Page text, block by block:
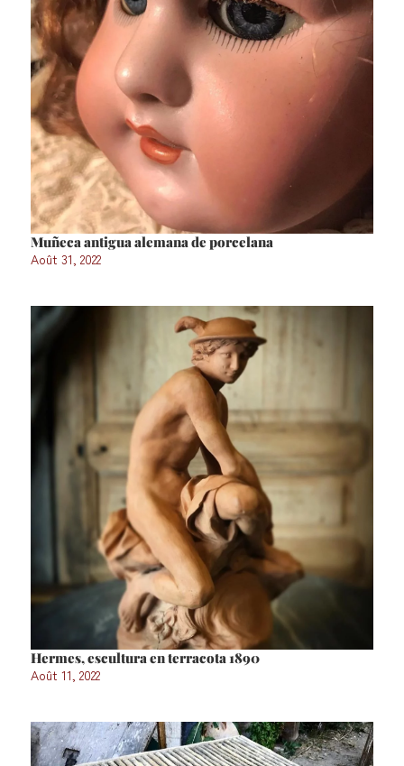
Muñeca antigua alemana de porcelana
Août 31, 2022
Hermes, escultura en terracota 1890
Août 11, 2022